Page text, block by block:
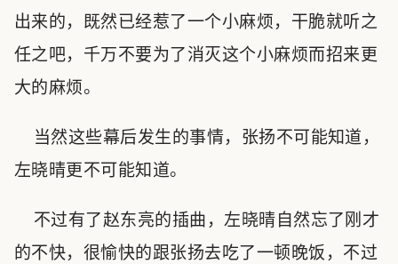
出来的，既然已经惹了一个小麻烦，干脆就听之
任之吧，千万不要为了消灭这个小麻烦而招来更
大的麻烦。
当然这些幕后发生的事情，张扬不可能知道，
左晓晴更不可能知道。
不过有了赵东亮的插曲，左晓晴自然忘了刚才
的不快，很愉快的跟张扬去吃了一顿晚饭，不过